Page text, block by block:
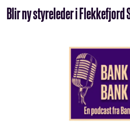
Blir ny styreleder i Flekkefjord